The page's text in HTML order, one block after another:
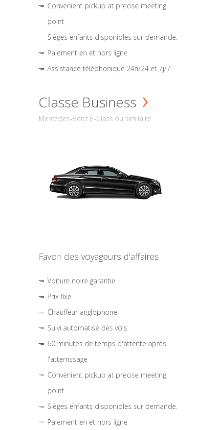
Convenient pickup at precise meeting
point
Sièges enfants disponibles sur demande.
Paiement en et hors ligne
Assistance téléphonique 24h/24 et 7j/7
Classe Business
Mercedes-Benz E-Class ou similaire
Favori des voyageurs d'affaires
Voiture noire garantie
Prix fixe
Chauffeur anglophone
Suivi automatisé des vols
60 minutes de temps d'attente après
l'atterrissage
Convenient pickup at precise meeting
point
Sièges enfants disponibles sur demande.
Paiement en et hors ligne